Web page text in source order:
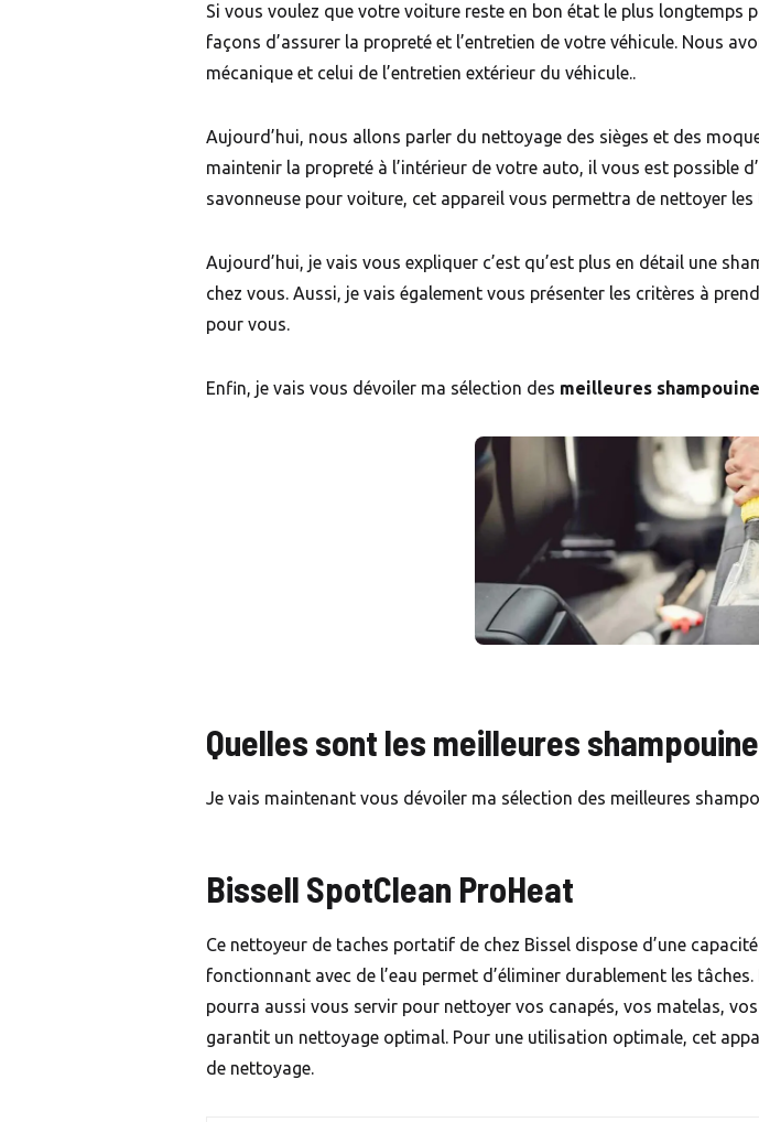
Si vous voulez que votre voiture reste en bon état le plus longtemps
façons d’assurer la propreté et l’entretien de votre véhicule. Nous
mécanique et celui de l’entretien extérieur du véhicule..
Aujourd’hui, nous allons parler du nettoyage des sièges et des
maintenir la propreté à l’intérieur de votre auto, il vous est possible
savonneuse pour voiture, cet appareil vous permettra de nettoyer
Aujourd’hui, je vais vous expliquer c’est qu’est plus en détail une
chez vous. Aussi, je vais également vous présenter les critères à
pour vous.
Enfin, je vais vous dévoiler ma sélection des meilleures
Quelles sont les meilleures
Je vais maintenant vous dévoiler ma sélection des meilleures
Bissell SpotClean ProHeat
Ce nettoyeur de taches portatif de chez Bissel dispose d’une
fonctionnant avec de l’eau permet d’éliminer durablement les
pourra aussi vous servir pour nettoyer vos canapés, vos matelas,
garantit un nettoyage optimal. Pour une utilisation optimale, cet
de nettoyage.